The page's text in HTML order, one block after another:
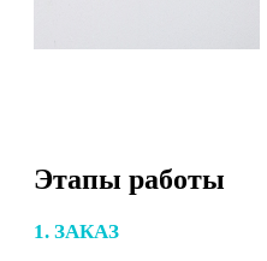
Этапы работы
1. ЗАКАЗ